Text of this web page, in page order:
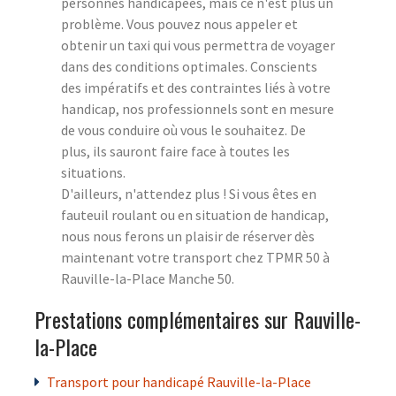
problème. Vous pouvez nous appeler et
obtenir un taxi qui vous permettra de voyager
dans des conditions optimales. Conscients
des impératifs et des contraintes liés à votre
handicap, nos professionnels sont en mesure
de vous conduire où vous le souhaitez. De
plus, ils sauront faire face à toutes les
situations.
D'ailleurs, n'attendez plus ! Si vous êtes en
fauteuil roulant ou en situation de handicap,
nous nous ferons un plaisir de réserver dès
maintenant votre transport chez TPMR 50 à
Rauville-la-Place Manche 50.
Prestations complémentaires sur Rauville-
la-Place
Transport pour handicapé Rauville-la-Place